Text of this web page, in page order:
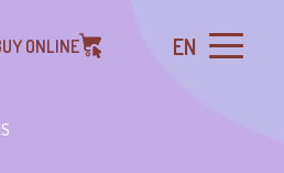
ONLINE EN